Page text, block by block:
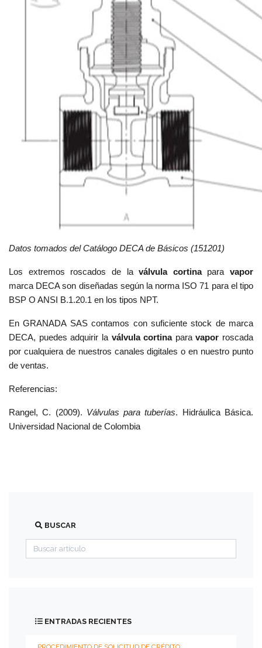
TUB.
VAL.
INOXIDABLE
VAL.
ACERO
CARBÓN
VAL.
NIPLES
Datos tomados del Catálogo DECA de Básicos (151201)
Los extremos roscados de laválvula cortinapara vapor
marca DECA son diseñadas según la norma ISO 71 para el tipo
BSP O ANSI B.1.20.1 en los tipos NPT.
En GRANADA SAS contamos con suficiente stock de marca
DECA, puedes adquirir la válvula cortinaparavapor roscada
por cualquiera de nuestros canales digitales o en nuestro punto
de ventas.
Referencias:
Rangel, C. (2009). Válvulas para tuberías. Hidráulica Básica.
Universidad Nacional de Colombia
BUSCAR
ENTRADAS RECIENTES